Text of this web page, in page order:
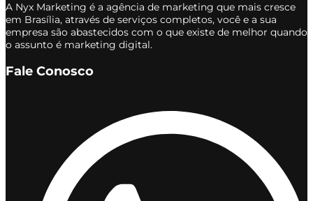
A Nyx Marketing é a agência de marketing que mais cresce
em Brasília, através de serviços completos, você e a sua
empresa são abastecidos com o que existe de melhor quando
o assunto é marketing digital.
Fale Conosco